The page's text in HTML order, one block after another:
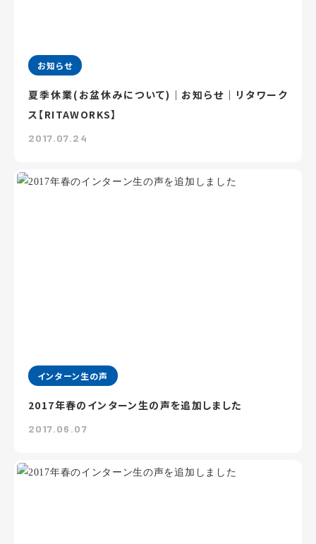
お知らせ
夏季休業(お盆休みについて)｜お知らせ｜リタワーク
ス【RITAWORKS】
2017.07.24
インターン生の声
2017年春のインターン生の声を追加しました
2017.06.07